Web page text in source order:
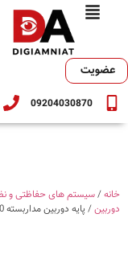
09204030870
عضویت
خانه/سیستم های حفاظتی و
دوربین/ پایه دوربین مداربسته 50 سانتی متری صاف